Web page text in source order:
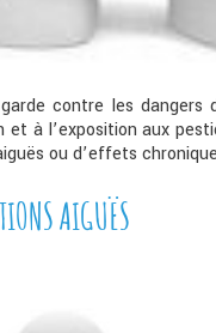
contre les dangers
et à l’exposition aux
ou d’effets
AIGUËS